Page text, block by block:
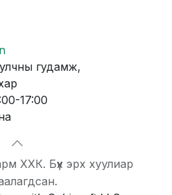
гудамж,
17:00
ХХК. Бүх эрх хуулиар